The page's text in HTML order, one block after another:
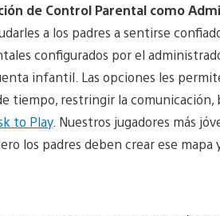
de Control Parental como
a los padres a sentirse
configurados por el
infantil. Las opciones les
tiempo, restringir la
to Play. Nuestros jugadores más
los padres deben crear ese mapa